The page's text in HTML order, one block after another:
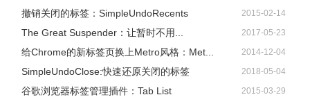
撤销关闭的标签：SimpleUndoRecents 2015-02-14
The Great Suspender：让暂时不用... 2017-05-23
给Chrome的新标签页换上Metro风格：Met... 2014-12-04
SimpleUndoClose:快速还原关闭的标签 2018-05-04
谷歌浏览器标签管理插件：Tab List 2015-03-29